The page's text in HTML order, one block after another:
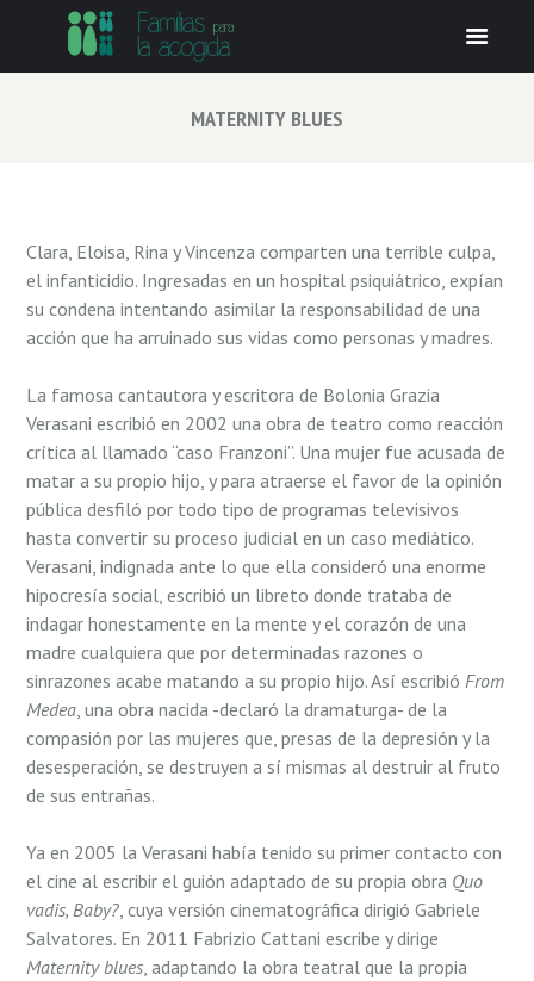
MATERNITY BLUES
Clara, Eloisa, Rina y Vincenza comparten una terrible culpa,
el infanticidio. Ingresadas en un hospital psiquiátrico, expían
su condena intentando asimilar la responsabilidad de una
acción que ha arruinado sus vidas como personas y madres.
La famosa cantautora y escritora de Bolonia Grazia
Verasani escribió en 2002 una obra de teatro como reacción
crítica al llamado “caso Franzoni”. Una mujer fue acusada de
matar a su propio hijo, y para atraerse el favor de la opinión
pública desfiló por todo tipo de programas televisivos
hasta convertir su proceso judicial en un caso mediático.
Verasani, indignada ante lo que ella consideró una enorme
hipocresía social, escribió un libreto donde trataba de
indagar honestamente en la mente y el corazón de una
madre cualquiera que por determinadas razones o
sinrazones acabe matando a su propio hijo. Así escribióFrom
Medea, una obra nacida -declaró la dramaturga- de la
compasión por las mujeres que, presas de la depresión y la
desesperación, se destruyen a sí mismas al destruir al fruto
de sus entrañas.
Ya en 2005 la Verasani había tenido su primer contacto con
el cine al escribir el guión adaptado de su propia obra Quo
vadis, Baby?, cuya versión cinematográfica dirigió Gabriele
Salvatores. En 2011 Fabrizio Cattani escribe y dirige
Maternity blues, adaptando la obra teatral que la propia